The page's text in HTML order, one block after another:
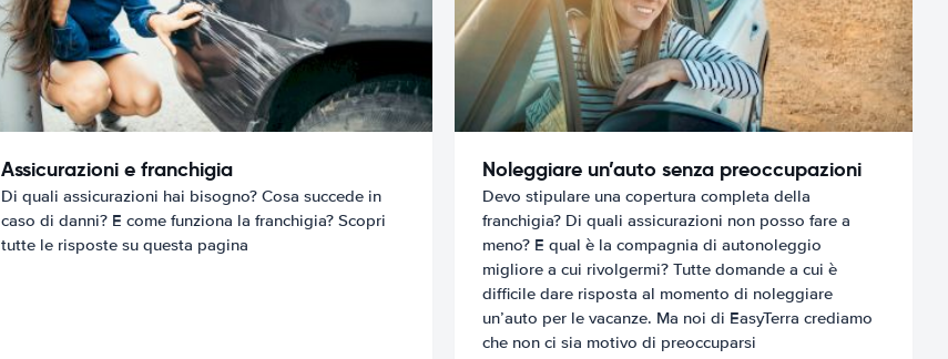
Assicurazioni e franchigia
Di quali assicurazioni hai bisogno? Cosa succede in
caso di danni? E come funziona la franchigia? Scopri
tutte le risposte su questa pagina
Noleggiare un’auto senza preoccupazioni
Devo stipulare una copertura completa della
franchigia? Di quali assicurazioni non posso fare a
meno? E qual è la compagnia di autonoleggio
migliore a cui rivolgermi? Tutte domande a cui è
difficile dare risposta al momento di noleggiare
un’auto per le vacanze. Ma noi di EasyTerra crediamo
che non ci sia motivo di preoccuparsi